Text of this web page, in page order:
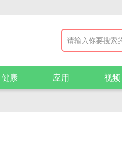
健康 应用 视频